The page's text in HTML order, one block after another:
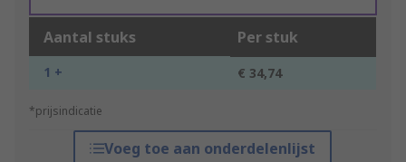
Aantal stuks Per stuk
1 + € 34,74
*prijsindicatie
Voeg toe aan onderdelenlijst